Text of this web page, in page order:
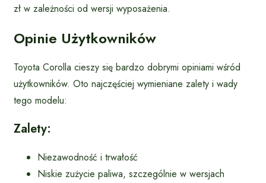
zł w zależności od wersji wyposażenia.
Opinie Użytkowników
Toyota Corolla cieszy się bardzo dobrymi opiniami wśród
użytkowników. Oto najczęściej wymieniane zalety i wady
tego modelu:
Zalety:
Niezawodność i trwałość
Niskie zużycie paliwa, szczególnie w wersjach